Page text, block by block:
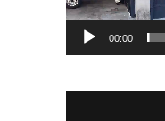
ー
00:00